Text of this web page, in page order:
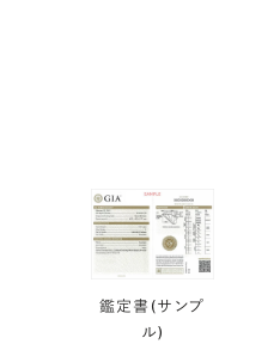
鑑定書(サンプ
ル)